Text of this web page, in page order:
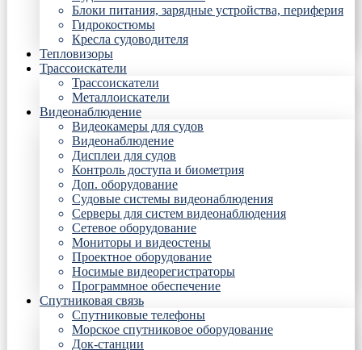
Блоки питания, зарядные устройства, периферия
Гидрокостюмы
Кресла судоводителя
Тепловизоры
Трассоискатели
Трассоискатели
Металлоискатели
Видеонаблюдение
Видеокамеры для судов
Видеонаблюдение
Дисплеи для судов
Контроль доступа и биометрия
Доп. оборудование
Судовые системы видеонаблюдения
Серверы для систем видеонаблюдения
Сетевое оборудование
Мониторы и видеостены
Проектное оборудование
Носимые видеорегистраторы
Программное обеспечение
Спутниковая связь
Спутниковые телефоны
Морское спутниковое оборудование
Док-станции